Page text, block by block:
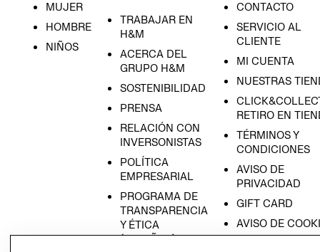
MUJER
HOMBRE
NIÑOS
TRABAJAR EN
H&M
ACERCA DEL
GRUPO H&M
SOSTENIBILIDAD
PRENSA
RELACIÓN CON
INVERSONISTAS
POLÍTICA
EMPRESARIAL
PROGRAMA DE
TRANSPARENCIA
Y ÉTICA
(ESPAÑOL)
CONTACTO
SERVICIO AL
CLIENTE
MI CUENTA
NUESTRAS
RETIRO EN
TÉRMINOS Y
CONDICIONES
AVISO DE
PRIVACIDAD
GIFT CARD
AVISO DE